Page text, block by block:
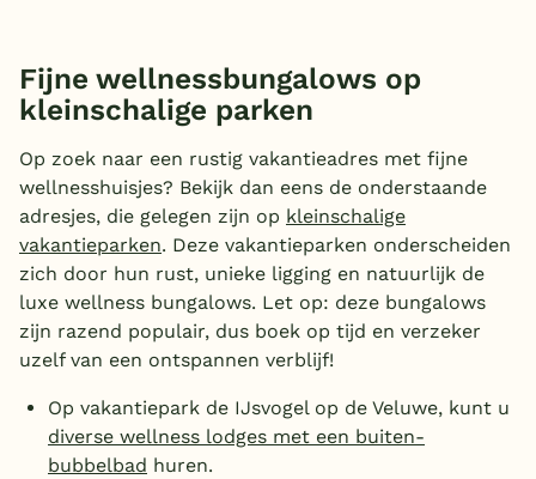
Fijne wellnessbungalows op
kleinschalige parken
Op zoek naar een rustig vakantieadres met fijne
wellnesshuisjes? Bekijk dan eens de onderstaande
adresjes, die gelegen zijn op kleinschalige
vakantieparken. Deze vakantieparken onderscheiden
zich door hun rust, unieke ligging en natuurlijk de
luxe wellness bungalows. Let op: deze bungalows
zijn razend populair, dus boek op tijd en verzeker
uzelf van een ontspannen verblijf!
Op vakantiepark de IJsvogel op de Veluwe, kunt u
diverse wellness lodges met een buiten-
bubbelbad huren.